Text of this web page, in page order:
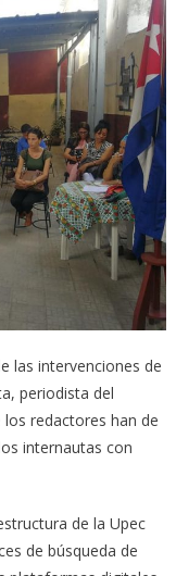
las intervenciones de
periodista del
redactores han de
internautas con
de la Upec
de búsqueda de